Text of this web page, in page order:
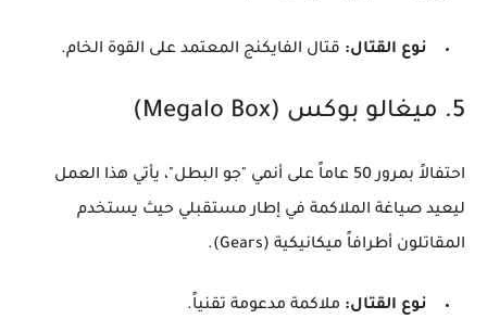
نوع القتال: قتال الفايكنج المعتمد على القوة الخام.
​5. ميغالو بوكس (Megalo Box)
​احتفالاً بمرور 50 عاماً على أنمي "جو البطل"، يأتي هذا العمل
ليعيد صياغة الملاكمة في إطار مستقبلي حيث يستخدم
المقاتلون أطرافاً ميكانيكية (Gears).
نوع القتال: ملاكمة مدعومة تقنياً.